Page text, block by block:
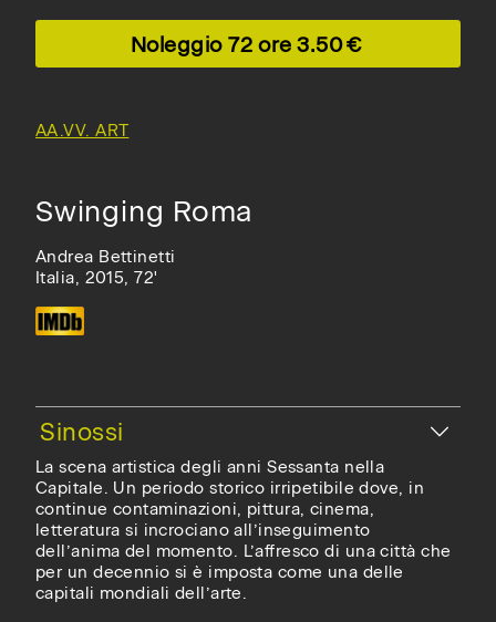
AA.VV. ART
Swinging Roma
Andrea Bettinetti
Italia, 2015, 72'
La scena artistica degli anni Sessanta nella
Capitale. Un periodo storico irripetibile dove, in
continue contaminazioni, pittura, cinema,
letteratura si incrociano all’inseguimento
dell’anima del momento. L’affresco di una città che
per un decennio si è imposta come una delle
capitali mondiali dell’arte.
Noleggio 72 ore 3.50